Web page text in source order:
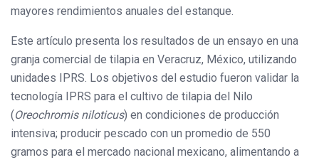
mayores rendimientos anuales del estanque.
Este artículo presenta los resultados de un ensayo en una
granja comercial de tilapia en Veracruz, México, utilizando
unidades IPRS. Los objetivos del estudio fueron validar la
tecnología IPRS para el cultivo de tilapia del Nilo
(Oreochromis niloticus) en condiciones de producción
intensiva; producir pescado con un promedio de 550
gramos para el mercado nacional mexicano, alimentando a